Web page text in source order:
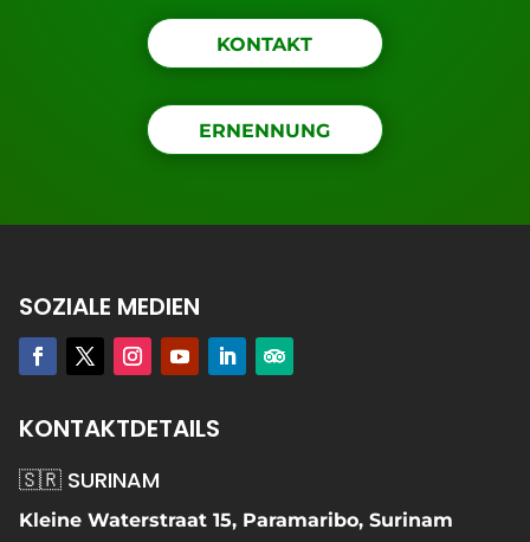
KONTAKT
ERNENNUNG
SOZIALE MEDIEN
KONTAKTDETAILS
🇸🇷 SURINAM
Kleine Waterstraat 15, Paramaribo, Surinam